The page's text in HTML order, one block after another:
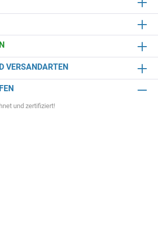
VERSANDARTEN
und zertifiziert!